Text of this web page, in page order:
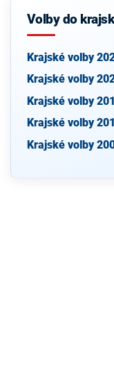
Volby do
Krajské volby
Krajské volby
Krajské volby
Krajské volby
Krajské volby